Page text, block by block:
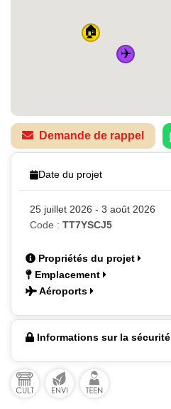
🏠
✈️
Demande de rappel
Date du projet
25 juillet 2026 - 3 août 2026
Code : TT7YSCJ5
Propriétés du projet
Emplacement
Aéroports
Informations sur la sécurité